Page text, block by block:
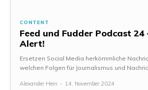
CONTENT
Feed und Fudder Podcast 24
Alert!
Ersetzen Social Media herkömmliche
welchen Folgen für Journalismus und
Alexander Hein - 14. November 2024